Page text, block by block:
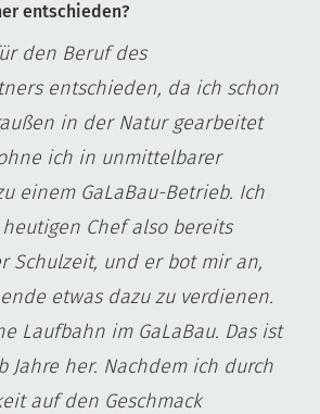
entschieden?
den Beruf des
entschieden, da ich schon
in der Natur gearbeitet
ich in unmittelbarer
einem GaLaBau-Betrieb. Ich
Chef also bereits
Schulzeit, und er bot mir an,
etwas dazu zu verdienen.
Laufbahn im GaLaBau. Das ist
Jahre her. Nachdem ich durch
auf den Geschmack